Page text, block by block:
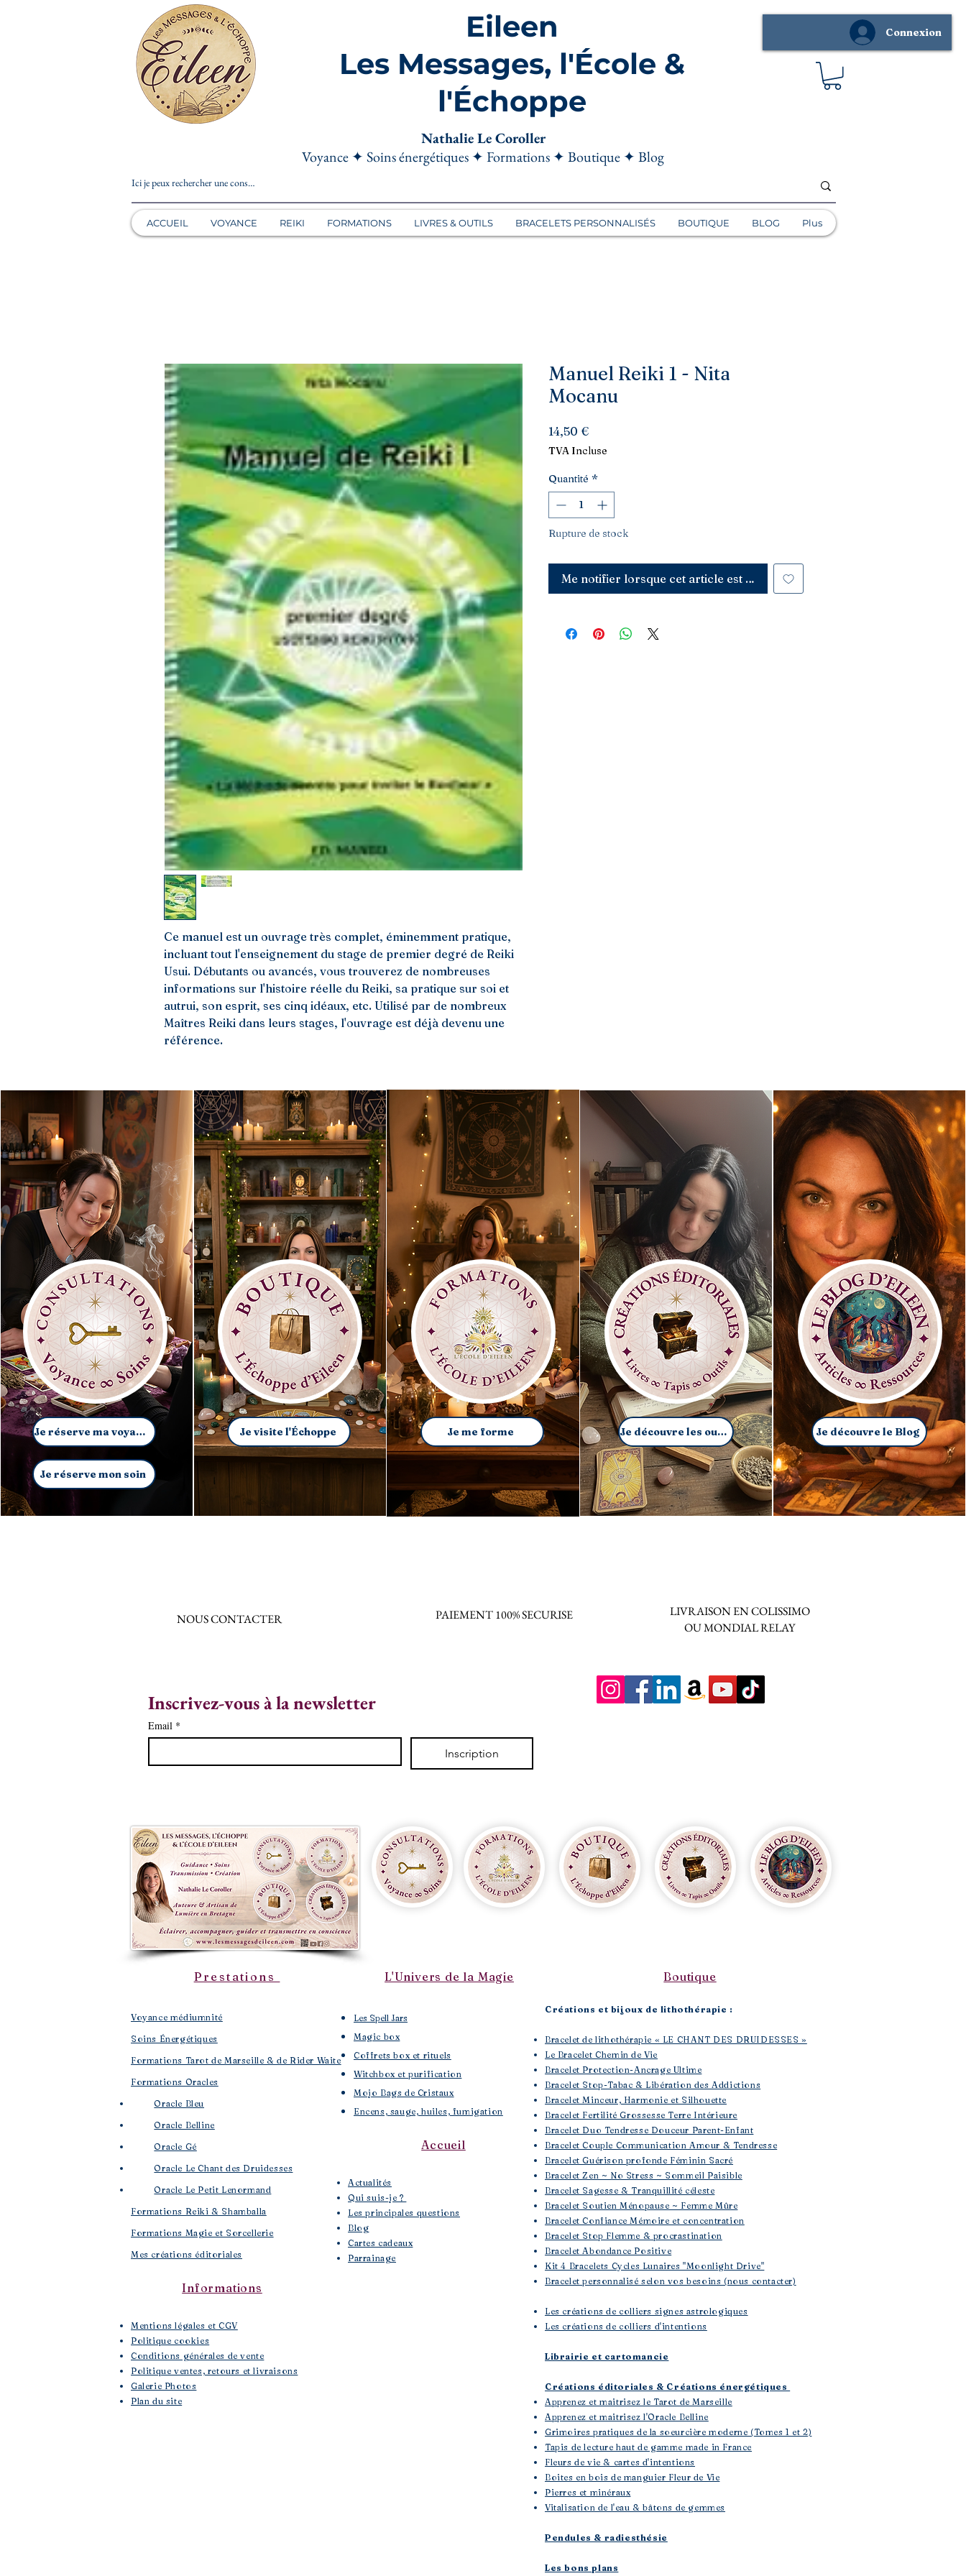
Connexion
Eileen
Les Messages, l'École &
l'Échoppe
Nathalie Le Coroller
Voyance ✦ Soins énergétiques ✦ Formations ✦ Boutique ✦ Blog
ACCUEIL VOYANCE REIKI FORMATIONS LIVRES & OUTILS BRACELETS PERSONNALISÉS BOUTIQUE BLOG Plus
Ce manuel est un ouvrage très complet, éminemment pratique,
incluant tout l'enseignement du stage de premier degré de Reiki
Usui. Débutants ou avancés, vous trouverez de nombreuses
informations sur l'histoire réelle du Reiki, sa pratique sur soi et
autrui, son esprit, ses cinq idéaux, etc. Utilisé par de nombreux
Maîtres Reiki dans leurs stages, l'ouvrage est déjà devenu une
référence.
Manuel Reiki 1 - Nita
Mocanu
14,50 €Prix
TVA Incluse
Quantité *
Rupture de stock
Me notifier lorsque cet article est disponible
Je réserve ma voyance
Je réserve mon soin
Je visite l'Échoppe Je me forme Je découvre les outils Je découvre le Blog
NOUS CONTACTER PAIEMENT 100% SECURISE
LIVRAISON EN COLISSIMO
OU MONDIAL RELAY
Inscrivez-vous à la newsletter
Email *
Inscription
Prestations
Voyance médiumnité
Soins Énergétiques
Formations Tarot de Marseille & de Rider Waite
Formations Oracles
Oracle Bleu
Oracle Belline
Oracle Gé
​Oracle Le Chant des Druidesses​
Oracle Le Petit Lenormand​
Formations Reiki & Shamballa
Formations Magie et Sorcellerie
Mes créations éditoriales
L'Univers de la Magie
Les Spell Jars
Magic box
Coffrets box et rituels
Witchbox et purification
Mojo Bags de Cristaux
Encens, sauge, huiles, fumigation
Accueil
​Actualités
Qui suis-je ?
Les principales questions
Blog
Cartes cadeaux
Parrainage
Informations
Mentions légales et CGV
Politique cookies
Conditions générales de vente
Politique ventes, retours et livraisons
Galerie Photos
Plan du site
Boutique​
Créations et bijoux de lithothérapie :
Bracelet de lithothérapie « LE CHANT DES DRUIDESSES »
Le Bracelet Chemin de Vie
Bracelet Protection-Ancrage Ultime
Bracelet Stop-Tabac & Libération des Addictions
Bracelet Minceur, Harmonie et Silhouette
Bracelet Fertilité Grossesse Terre Intérieure
Bracelet Duo Tendresse Douceur Parent-Enfant
Bracelet Couple Communication Amour & Tendresse
Bracelet Guérison profonde Féminin Sacré
Bracelet Zen ~ No Stress ~ Sommeil Paisible
Bracelet Sagesse & Tranquillité céleste
Bracelet Soutien Ménopause ~ Femme Mûre
Bracelet Confiance Mémoire et concentration
Bracelet Stop Flemme & procrastination
Bracelet Abondance Positive
Kit 4 Bracelets Cycles Lunaires "Moonlight Drive"
Bracelet personnalisé selon vos besoins (nous contacter)
Les créations de colliers signes astrologiques
Les créations de colliers d'intentions
Librairie et cartomancie
Créations éditoriales & Créations énergétiques
Apprenez et maitrisez le Tarot de Marseille
Apprenez et maitrisez l'Oracle Belline
Grimoires pratiques de la soeurcière moderne (Tomes 1 et 2)
Tapis de lecture haut de gamme made in France
Fleurs de vie & cartes d'intentions
Boites en bois de manguier Fleur de Vie
Pierres et minéraux
Vitalisation de l'eau & bâtons de gemmes
Pendules & radiesthésie
Les bons plans